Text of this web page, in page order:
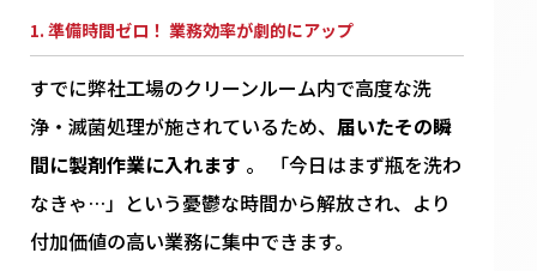
1. 準備時間ゼロ！ 業務効率が劇的にアップ
すでに弊社工場のクリーンルーム内で高度な洗
浄・滅菌処理が施されているため、 届いたその瞬
間に製剤作業に入れます 。 「今日はまず瓶を洗わ
なきゃ…」という憂鬱な時間から解放され、より
付加価値の高い業務に集中できます。